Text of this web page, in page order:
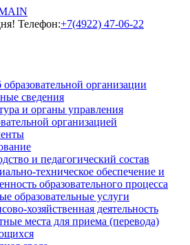
Телефон:+7(4922) 47-06-22
организации
сведения
и органы управления
организацией
и педагогический состав
техническое обеспечение и
образовательного процесса
образовательные услуги
хозяйственная деятельность
места для приема (перевода)